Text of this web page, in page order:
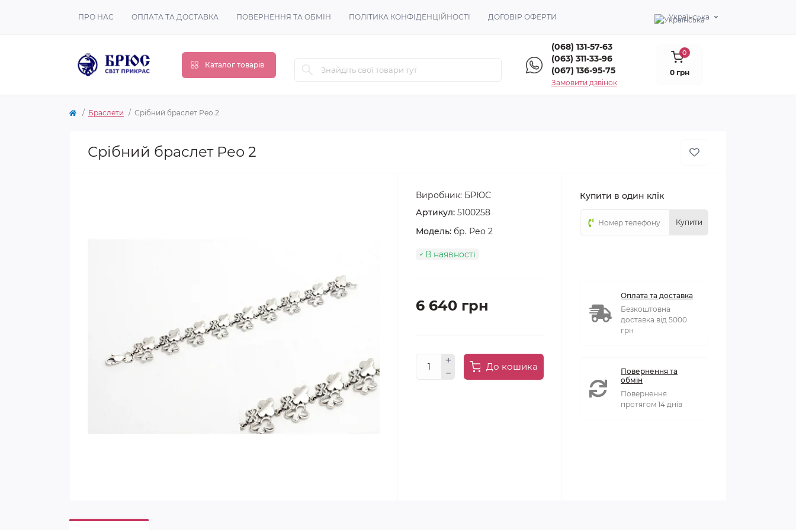
ПРО НАС ОПЛАТА ТА ДОСТАВКА ПОВЕРНЕННЯ ТА ОБМІН ПОЛІТИКА КОНФІДЕНЦІЙНОСТІ ДОГОВІР ОФЕРТИ Українська
Каталог товарів
(068) 131-57-63
(063) 311-33-96
(067) 136-95-75
Замовити дзвінок
0
0 грн
Браслети Срібний браслет Рео 2
Срібний браслет Рео 2
Виробник: БРЮС
Артикул: 5100258
Модель: бр. Рео 2
В наявності
6 640 грн
До кошика
Купити в один клік
Купити
Оплата та доставка
Безкоштовна
доставка від 5000
грн
Повернення та
обмін
Повернення
протягом 14 днів